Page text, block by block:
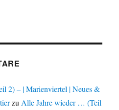
2) – | Marienviertel | Neues &
zu Alle Jahre wieder … (Teil